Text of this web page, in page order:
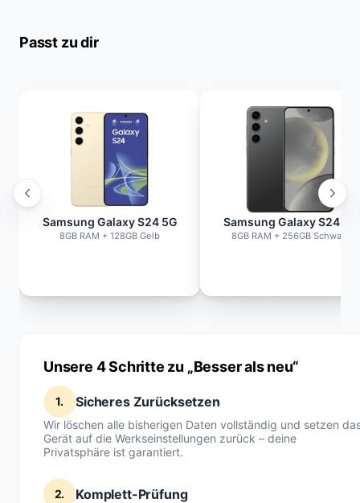
Passt zu dir
Samsung Galaxy S24 5G
8GB RAM + 128GB Gelb
Samsung Galaxy S24 5G
8GB RAM + 256GB Schwarz
Unsere 4 Schritte zu „Besser als neu“
1. Sicheres Zurücksetzen
Wir löschen alle bisherigen Daten vollständig und setzen
Gerät auf die Werkseinstellungen zurück – deine
Privatsphäre ist garantiert.
2. Komplett-Prüfung